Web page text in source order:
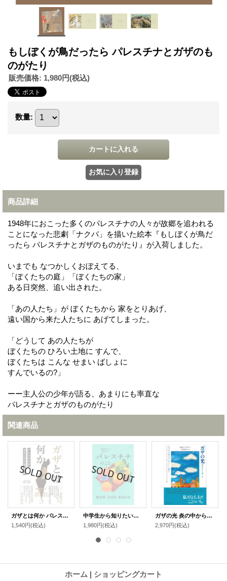
もしぼくが鳥だったら パレスチナとガザのも
のがたり
販売価格: 1,980円(税込)
数量:
商品詳細
1948年におこった多くのパレスチナの人々が故郷を追われる
ことになった悲劇「ナクバ」を描いた絵本『もしぼくが鳥だ
ったら パレスチナとガザのものがたり』が入荷しました。
いまでも なつかしくおぼえてる、
「ぼくたちの庭」「ぼくたちの家」
ある日突然、追い出された。
「あの人たち」が ぼくたちから 家をとりあげ、
遠い国から来た人たちに あげてしまった。
「どうして あの人たちが
ぼくたちの ひろい土地に すんで、
ぼくたちは こんな せまい ばしょに
すんでいるの?」
ーー主人公の少年が語る、あまりにも率直な
パレスチナとガザのものがたり
関連商品
ガザとは何か パレスチナを知るための緊急講義 / 岡真理
1,540円(税込)
中学生から知りたいパレスチナのこと / 岡真理,小山哲,藤原辰史
1,980円(税込)
ガザの光 炎の中から届く声 / リフアト・アルアライール (著), ジハード・アブーサリーム (監修), ジェニファー・ビング (監修), マイケル・メリーマン＝ロッツェ (監修), 斎藤 ラミス まや (翻訳), 早尾貴紀 (解説)
2,970円(税込)
ホーム | ショッピングカート